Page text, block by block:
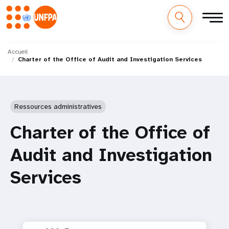
au
contenu
M
Accueil
Charter of the Office of Audit and Investigation Services
Ressources administratives
Charter of the Office of
Audit and Investigation
Services